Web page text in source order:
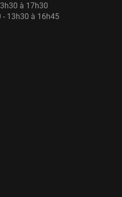
à 17h30
- 13h30 à 16h45